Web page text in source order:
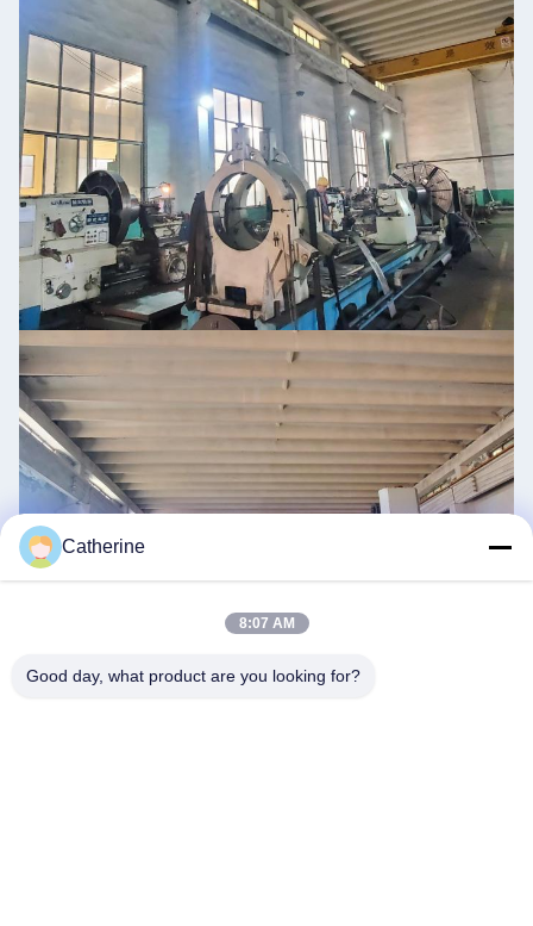
Catherine
8:07 AM
Good day, what product are you looking for?